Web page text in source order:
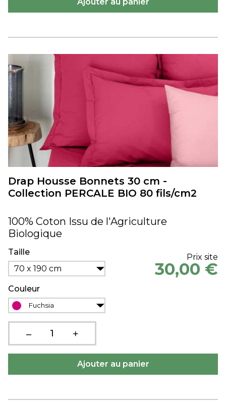
Drap Housse Bonnets 30 cm -
Collection PERCALE BIO 80 fils/cm2
100% Coton Issu de l'Agriculture
Biologique
Taille
70 x 190 cm
Couleur
Fuchsia
Prix site
30,00 €